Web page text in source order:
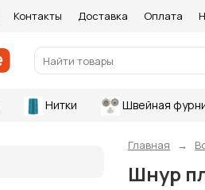
Контакты Доставка Оплата
Нитки Швейная
Главная
Шнур